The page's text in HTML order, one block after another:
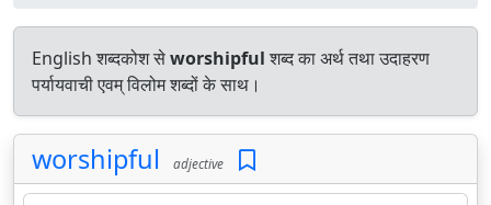
English शब्दकोश सेworshipfulशब्द का अर्थ तथा उदाहरण
पर्यायवाची एवम् विलोम शब्दों के साथ।
worshipful adjective